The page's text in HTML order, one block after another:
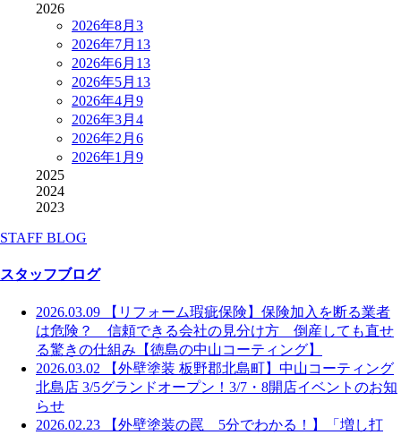
2026
2026年8月 3
2026年7月 13
2026年6月 13
2026年5月 13
2026年4月 9
2026年3月 4
2026年2月 6
2026年1月 9
2025
2024
2023
STAFF BLOG
スタッフブログ
2026.03.09
【リフォーム瑕疵保険】保険加入を断る業者
は危険？ 信頼できる会社の見分け方 倒産しても直せ
る驚きの仕組み【徳島の中山コーティング】
2026.03.02
【外壁塗装 板野郡北島町】中山コーティング
北島店 3/5グランドオープン！3/7・8開店イベントのお知
らせ
2026.02.23
【外壁塗装の罠 5分でわかる！】「増し打